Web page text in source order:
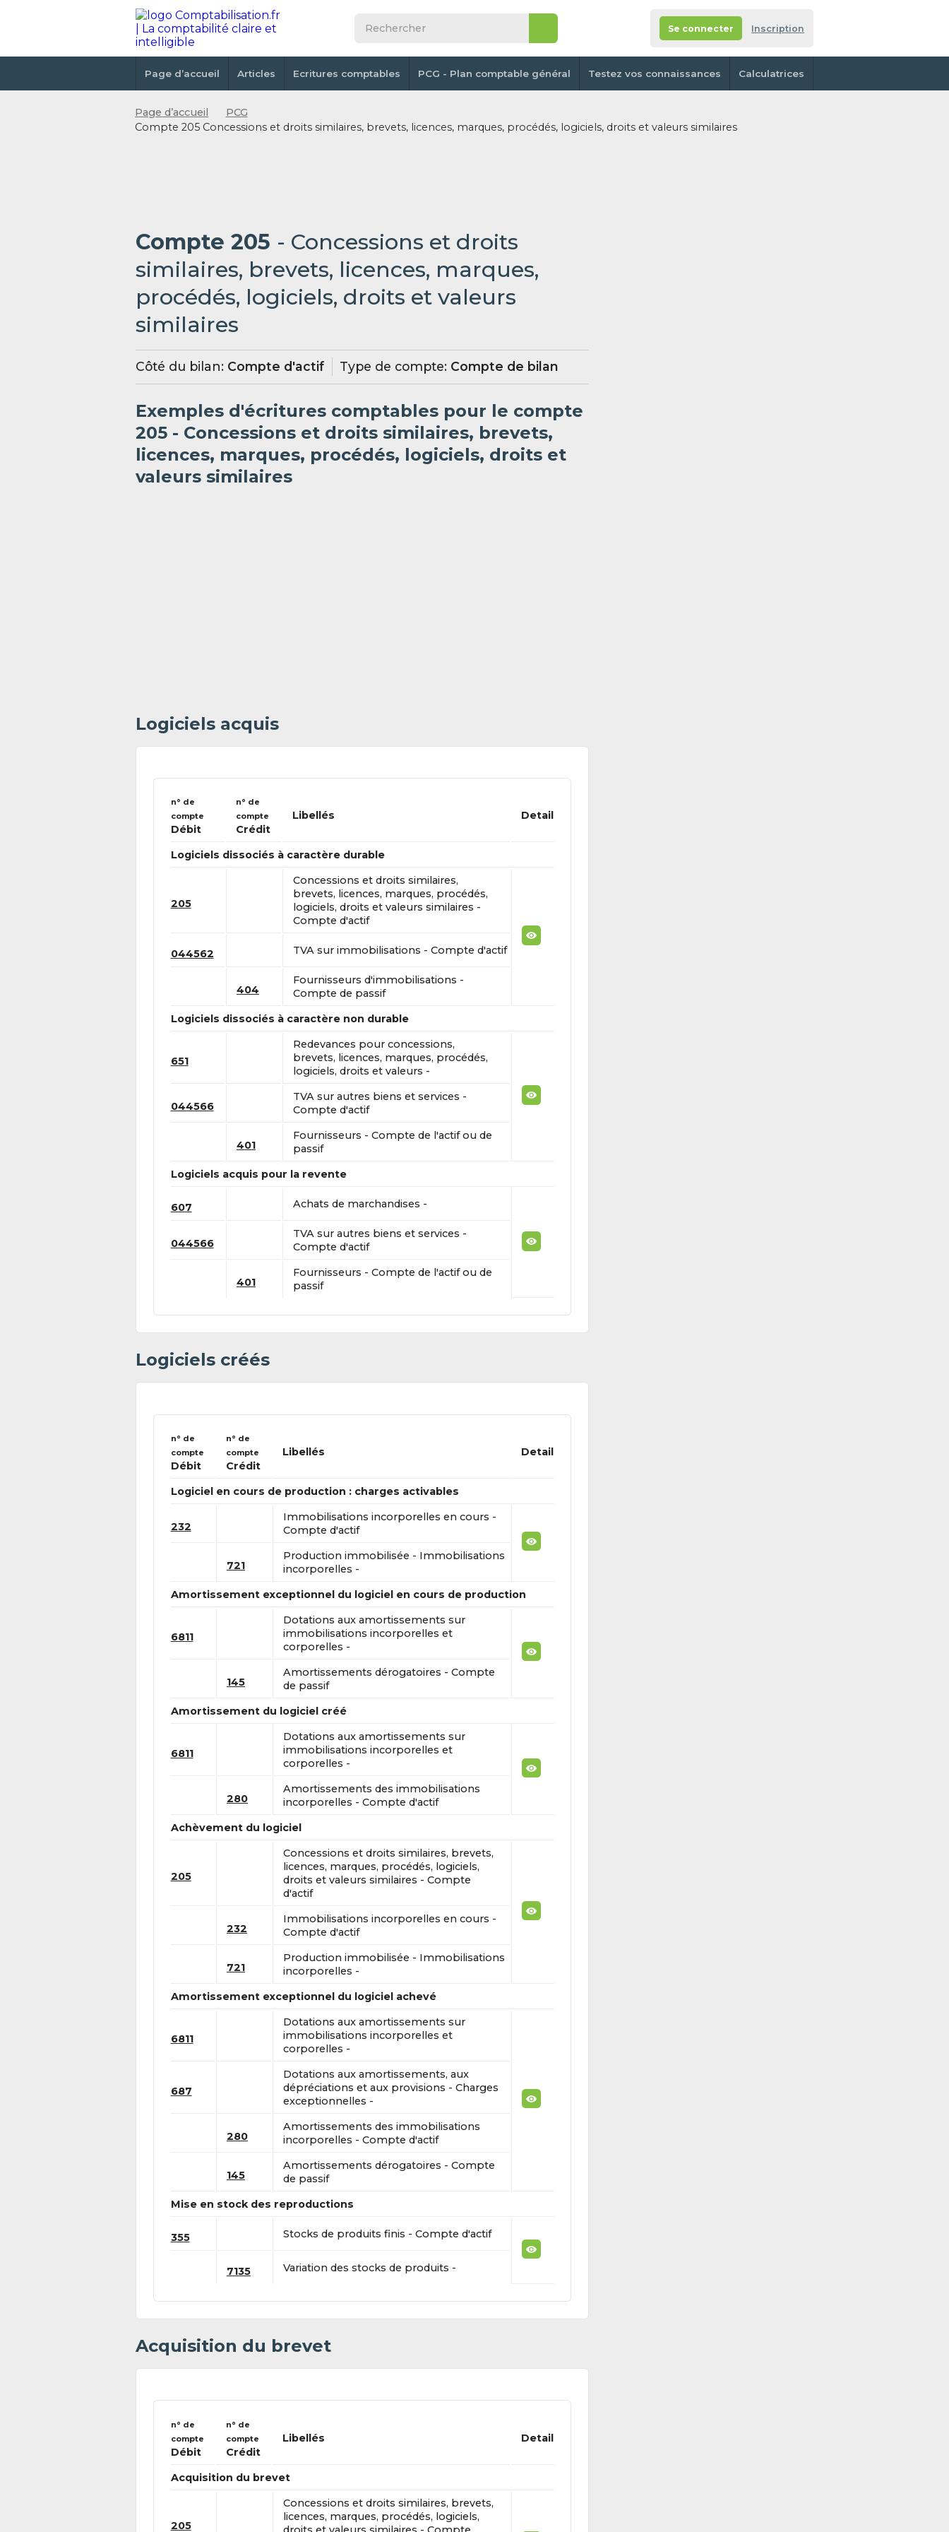
Se connecter Inscription
Page d’accueil Articles Ecritures comptables PCG - Plan comptable général Testez vos connaissances Calculatrices
Page d’accueil
PCG
Compte 205 Concessions et droits similaires, brevets, licences, marques, procédés, logiciels, droits et valeurs similaires
Compte 205 - Concessions et droits
similaires, brevets, licences, marques,
procédés, logiciels, droits et valeurs
similaires
Côté du bilan: Compte d'actif Type de compte: Compte de bilan
Exemples d'écritures comptables pour le compte
205 - Concessions et droits similaires, brevets,
licences, marques, procédés, logiciels, droits et
valeurs similaires
Logiciels acquis
n° de
compte
Débit
n° de
compte
Crédit
Libellés Detail
Logiciels dissociés à caractère durable
205
Concessions et droits similaires,
brevets, licences, marques, procédés,
logiciels, droits et valeurs similaires -
Compte d'actif
044562 TVA sur immobilisations - Compte d'actif
404
Fournisseurs d'immobilisations -
Compte de passif
Logiciels dissociés à caractère non durable
651
Redevances pour concessions,
brevets, licences, marques, procédés,
logiciels, droits et valeurs -
044566
TVA sur autres biens et services -
Compte d'actif
401
Fournisseurs - Compte de l'actif ou de
passif
Logiciels acquis pour la revente
607 Achats de marchandises -
044566
TVA sur autres biens et services -
Compte d'actif
401
Fournisseurs - Compte de l'actif ou de
passif
Logiciels créés
n° de
compte
Débit
n° de
compte
Crédit
Libellés Detail
Logiciel en cours de production : charges activables
232
Immobilisations incorporelles en cours -
Compte d'actif
721
Production immobilisée - Immobilisations
incorporelles -
Amortissement exceptionnel du logiciel en cours de production
6811
Dotations aux amortissements sur
immobilisations incorporelles et
corporelles -
145
Amortissements dérogatoires - Compte
de passif
Amortissement du logiciel créé
6811
Dotations aux amortissements sur
immobilisations incorporelles et
corporelles -
280
Amortissements des immobilisations
incorporelles - Compte d'actif
Achèvement du logiciel
205
Concessions et droits similaires, brevets,
licences, marques, procédés, logiciels,
droits et valeurs similaires - Compte
d'actif
232
Immobilisations incorporelles en cours -
Compte d'actif
721
Production immobilisée - Immobilisations
incorporelles -
Amortissement exceptionnel du logiciel achevé
6811
Dotations aux amortissements sur
immobilisations incorporelles et
corporelles -
687
Dotations aux amortissements, aux
dépréciations et aux provisions - Charges
exceptionnelles -
280
Amortissements des immobilisations
incorporelles - Compte d'actif
145
Amortissements dérogatoires - Compte
de passif
Mise en stock des reproductions
355 Stocks de produits finis - Compte d'actif
7135 Variation des stocks de produits -
Acquisition du brevet
n° de
compte
Débit
n° de
compte
Crédit
Libellés Detail
Acquisition du brevet
205
Concessions et droits similaires, brevets,
licences, marques, procédés, logiciels,